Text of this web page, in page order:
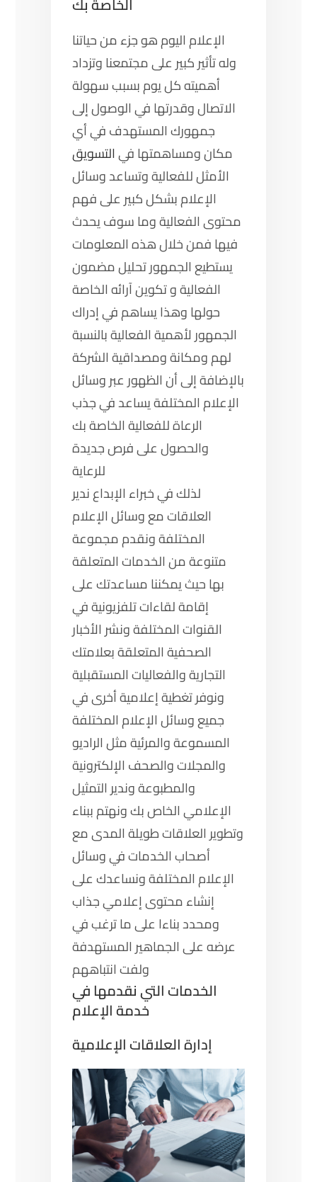
الإعلام اليوم هو جزء من حياتنا
وله تأثير كبير على مجتمعنا وتزداد
أهميته كل يوم بسبب سهولة
الاتصال وقدرتها في الوصول إلى
جمهورك المستهدف في أي
مكان ومساهمتها فيالتسويق
الأمثل للفعالية وتساعد وسائل
الإعلام بشكل كبير على فهم
محتوى الفعالية وما سوف يحدث
فيها فمن خلال هذه المعلومات
يستطيع الجمهور تحليل مضمون
الفعالية و تكوين آرائه الخاصة
حولها وهذا يساهم في إدراك
الجمهور لأهمية الفعالية بالنسبة
لهم ومكانة ومصداقية الشركة
بالإضافة إلى أن الظهور عبر وسائل
الإعلام المختلفة يساعد في جذب
الرعاة للفعالية الخاصة بك
والحصول على فرص جديدة
للرعاية
لذلك في خبراء الإبداع ندير
العلاقات مع وسائل الإعلام
المختلفة ونقدم مجموعة
متنوعة من الخدمات المتعلقة
بها حيث يمكننا مساعدتك على
إقامة لقاءات تلفزيونية في
القنوات المختلفة ونشر الأخبار
الصحفية المتعلقة بعلامتك
التجارية والفعاليات المستقبلية
ونوفر تغطية إعلامية أخرى في
جميع وسائل الإعلام المختلفة
المسموعة والمرئية مثل الراديو
والمجلات والصحف الإلكترونية
والمطبوعة وندير التمثيل
الإعلامي الخاص بك ونهتم ببناء
وتطوير العلاقات طويلة المدى مع
أصحاب الخدمات في وسائل
الإعلام المختلفة ونساعدك على
إنشاء محتوى إعلامي جذاب
ومحدد بناءا على ما ترغب في
عرضه على الجماهير المستهدفة
ولفت انتباههم
الخدمات التي نقدمها في
خدمة الإعلام
إدارة العلاقات الإعلامية